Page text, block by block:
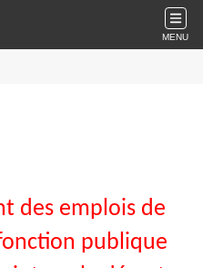
MENU
des emplois de
publique